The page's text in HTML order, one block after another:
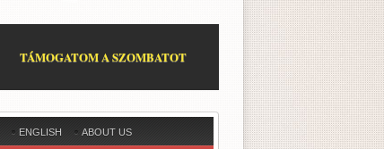
TÁMOGATOM A SZOMBATOT
ENGLISH ABOUT US